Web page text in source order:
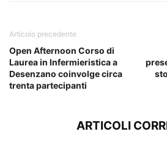
Articolo precedente
Open Afternoon Corso di
Laurea in Infermieristica a
Desenzano coinvolge circa
trenta partecipanti
ARTICOLI